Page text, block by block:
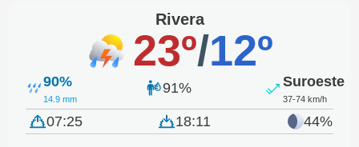
Rivera
23º/12º
90%
14.9 mm
91% Suroeste
37-74 km/h
07:25 18:11 44%